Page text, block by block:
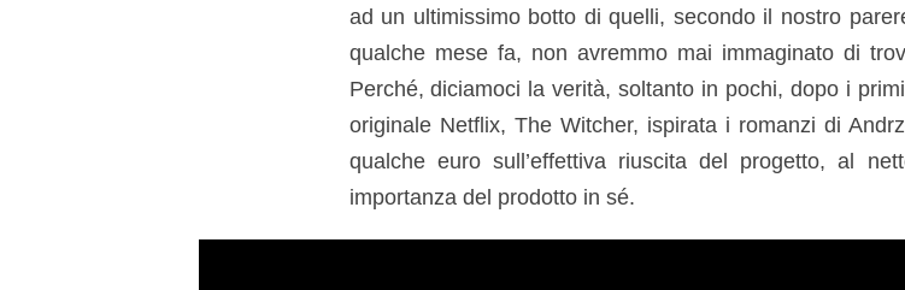
ad un ultimissimo botto di quelli, secondo il nostro
qualche mese fa, non avremmo mai immaginato di
Perché, diciamoci la verità, soltanto in pochi, dopo i
originale Netflix, The Witcher, ispirata i romanzi di
qualche euro sull’effettiva riuscita del progetto, al
importanza del prodotto in sé.